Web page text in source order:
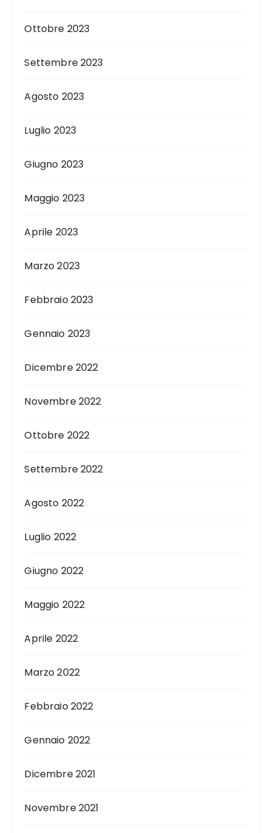
Ottobre 2023
Settembre 2023
Agosto 2023
Luglio 2023
Giugno 2023
Maggio 2023
Aprile 2023
Marzo 2023
Febbraio 2023
Gennaio 2023
Dicembre 2022
Novembre 2022
Ottobre 2022
Settembre 2022
Agosto 2022
Luglio 2022
Giugno 2022
Maggio 2022
Aprile 2022
Marzo 2022
Febbraio 2022
Gennaio 2022
Dicembre 2021
Novembre 2021